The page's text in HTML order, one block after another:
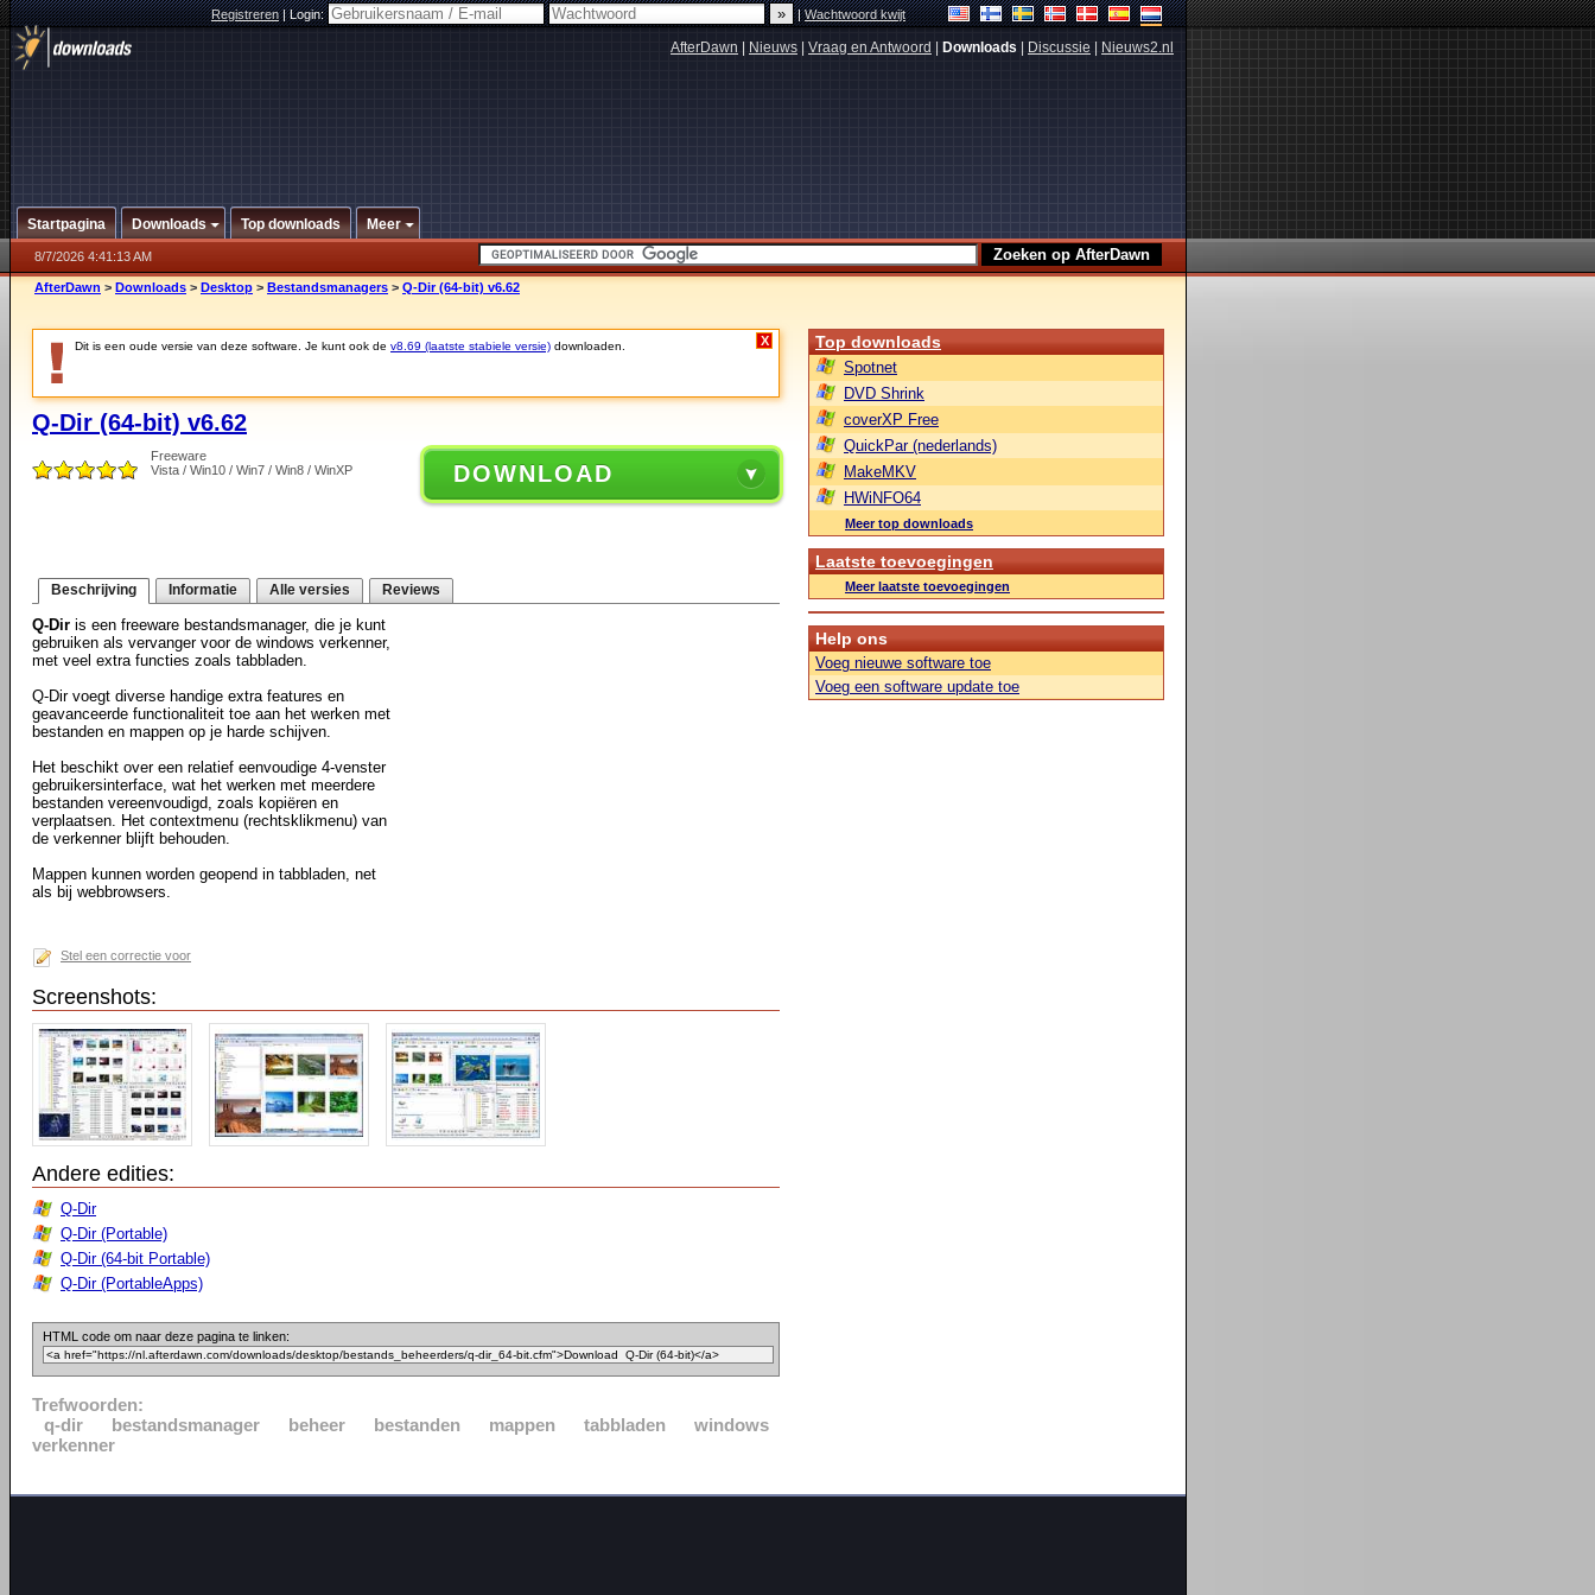
Registreren|Login: |Wachtwoord kwijt
AfterDawn Nieuws Vraag en Antwoord Downloads Discussie Nieuws2.nl
Startpagina Downloads Top downloads Meer
8/7/2026 4:41:13 AM
AfterDawn > Downloads > Desktop > Bestandsmanagers > Q-Dir (64-bit) v6.62
Dit is een oude versie van deze software. Je kunt ook de v8.69 (laatste stabiele versie) downloaden. X
Q-Dir (64-bit) v6.62
Freeware
Vista / Win10 / Win7 / Win8 / WinXP
DOWNLOAD
Beschrijving Informatie Alle versies Reviews
Q-Dir is een freeware bestandsmanager, die je kunt
gebruiken als vervanger voor de windows verkenner,
met veel extra functies zoals tabbladen.
Q-Dir voegt diverse handige extra features en
geavanceerde functionaliteit toe aan het werken met
bestanden en mappen op je harde schijven.
Het beschikt over een relatief eenvoudige 4-venster
gebruikersinterface, wat het werken met meerdere
bestanden vereenvoudigd, zoals kopiëren en
verplaatsen. Het contextmenu (rechtsklikmenu) van
de verkenner blijft behouden.
Mappen kunnen worden geopend in tabbladen, net
als bij webbrowsers.
Stel een correctie voor
Screenshots:
Andere edities:
Q-Dir
Q-Dir (Portable)
Q-Dir (64-bit Portable)
Q-Dir (PortableApps)
HTML code om naar deze pagina te linken:
Trefwoorden:
q-dir
bestandsmanager beheer bestanden mappen tabbladen
windows
verkenner
Top downloads
Spotnet
DVD Shrink
coverXP Free
QuickPar (nederlands)
MakeMKV
HWiNFO64
Meer top downloads
Laatste toevoegingen
Meer laatste toevoegingen
Help ons
Voeg nieuwe software toe
Voeg een software update toe